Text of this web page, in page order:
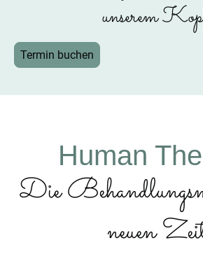
unserem
Termin buchen
Human
Die
neuen